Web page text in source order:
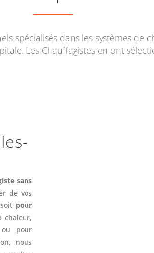
spécialisés dans les systèmes de
Les Chauffagistes en ont
sans
de vos
pour
chaleur,
ou pour
nous